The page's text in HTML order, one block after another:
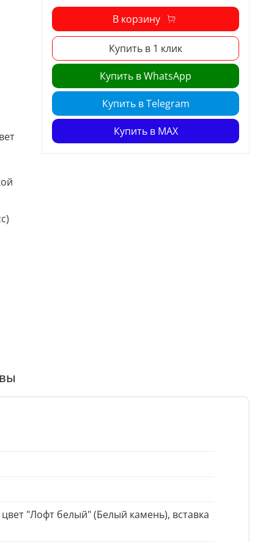
В корзину
Купить в 1 клик
Купить в WhatsApp
Купить в Telegram
Купить в MAX
"Лофт белый" (Белый камень), вставка